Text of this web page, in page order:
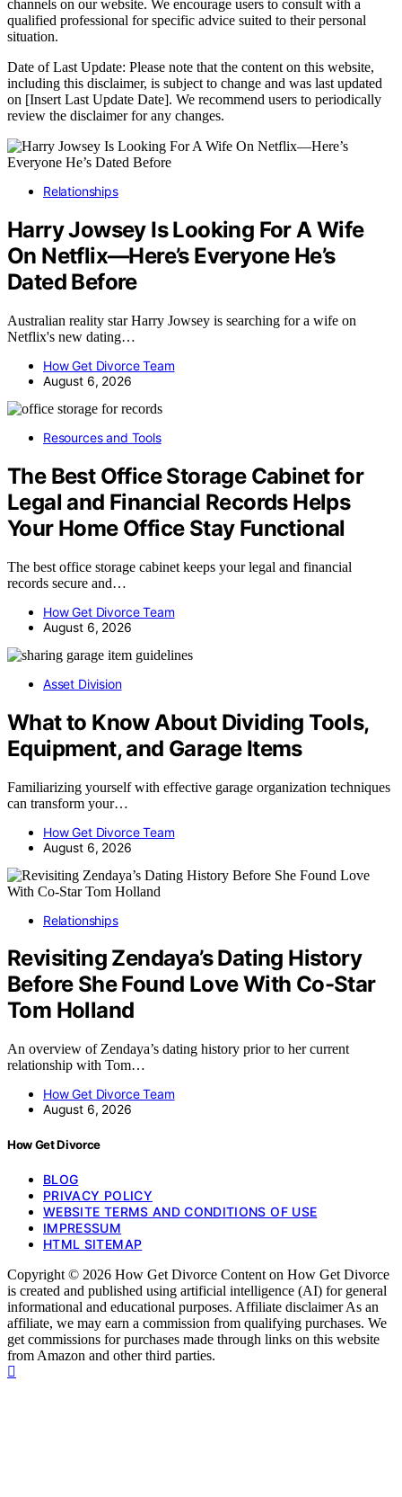
channels on our website. We encourage users to consult with a
qualified professional for specific advice suited to their personal
situation.
Date of Last Update: Please note that the content on this website,
including this disclaimer, is subject to change and was last updated
on [Insert Last Update Date]. We recommend users to periodically
review the disclaimer for any changes.
Relationships
Harry Jowsey Is Looking For A Wife
On Netflix—Here’s Everyone He’s
Dated Before
Australian reality star Harry Jowsey is searching for a wife on
Netflix's new dating…
How Get Divorce Team
August 6, 2026
Resources and Tools
The Best Office Storage Cabinet for
Legal and Financial Records Helps
Your Home Office Stay Functional
The best office storage cabinet keeps your legal and financial
records secure and…
How Get Divorce Team
August 6, 2026
Asset Division
What to Know About Dividing Tools,
Equipment, and Garage Items
Familiarizing yourself with effective garage organization techniques
can transform your…
How Get Divorce Team
August 6, 2026
Relationships
Revisiting Zendaya’s Dating History
Before She Found Love With Co-Star
Tom Holland
An overview of Zendaya’s dating history prior to her current
relationship with Tom…
How Get Divorce Team
August 6, 2026
How Get Divorce
BLOG
PRIVACY POLICY
WEBSITE TERMS AND CONDITIONS OF USE
IMPRESSUM
HTML SITEMAP
Copyright © 2026 How Get Divorce Content on How Get Divorce
is created and published using artificial intelligence (AI) for general
informational and educational purposes. Affiliate disclaimer As an
affiliate, we may earn a commission from qualifying purchases. We
get commissions for purchases made through links on this website
from Amazon and other third parties.